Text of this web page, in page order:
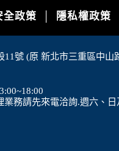
全政策 隱私權政策
號 (原 新北市三重區中山
務請先來電洽詢.週六、